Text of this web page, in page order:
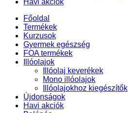
Havi akciók
Főoldal
Termékek
Kurzusok
Gyermek egészség
FOA termékek
Illóolajok
Illóolaj keverékek
Mono illóolajok
Illóolajokhoz kiegészítők
Újdonságok
Havi akciók